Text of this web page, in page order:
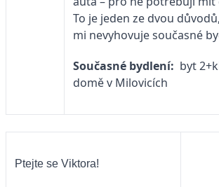
To je jeden ze dvou
mi nevyhovuje současné
Současné bydlení: byt
domě v Milovicích
Ptejte se Viktora!